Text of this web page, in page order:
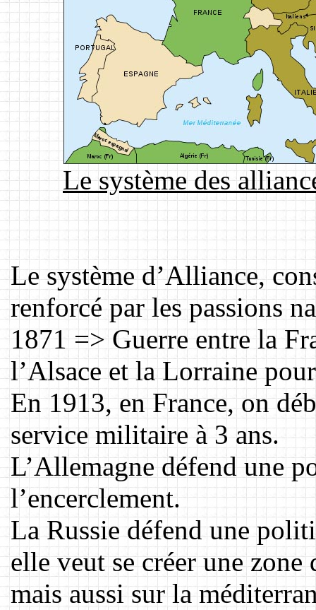
Le système des
Le système d’Alliance,
renforcé par les passions
1871 => Guerre entre la
l’Alsace et la Lorraine
En 1913, en France, on
service militaire à 3 ans.
L’Allemagne défend une
l’encerclement.
La Russie défend une
elle veut se créer une
mais aussi sur la